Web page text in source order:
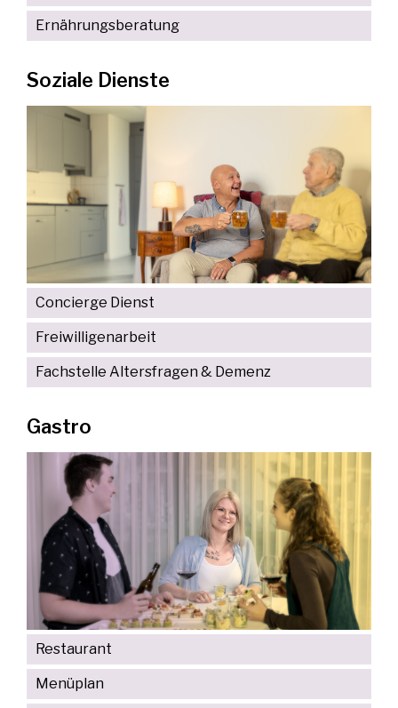
Ernährungsberatung
Soziale Dienste
Concierge Dienst
Freiwilligenarbeit
Fachstelle Altersfragen & Demenz
Gastro
Restaurant
Menüplan